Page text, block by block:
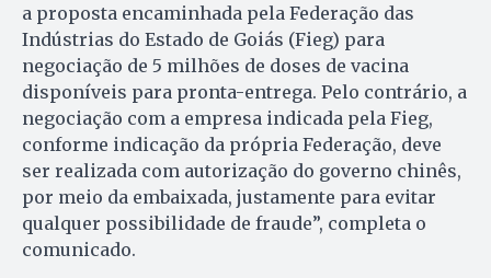
a proposta encaminhada pela Federação das
Indústrias do Estado de Goiás (Fieg) para
negociação de 5 milhões de doses de vacina
disponíveis para pronta-entrega. Pelo contrário, a
negociação com a empresa indicada pela Fieg,
conforme indicação da própria Federação, deve
ser realizada com autorização do governo chinês,
por meio da embaixada, justamente para evitar
qualquer possibilidade de fraude”, completa o
comunicado.